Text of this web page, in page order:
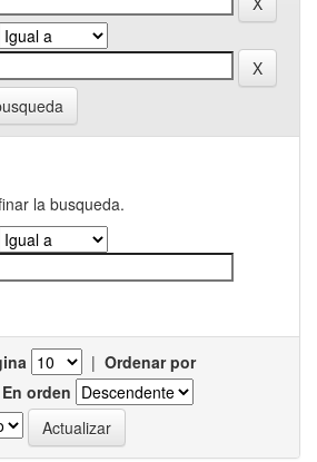
la busqueda.
| Ordenar por
En orden